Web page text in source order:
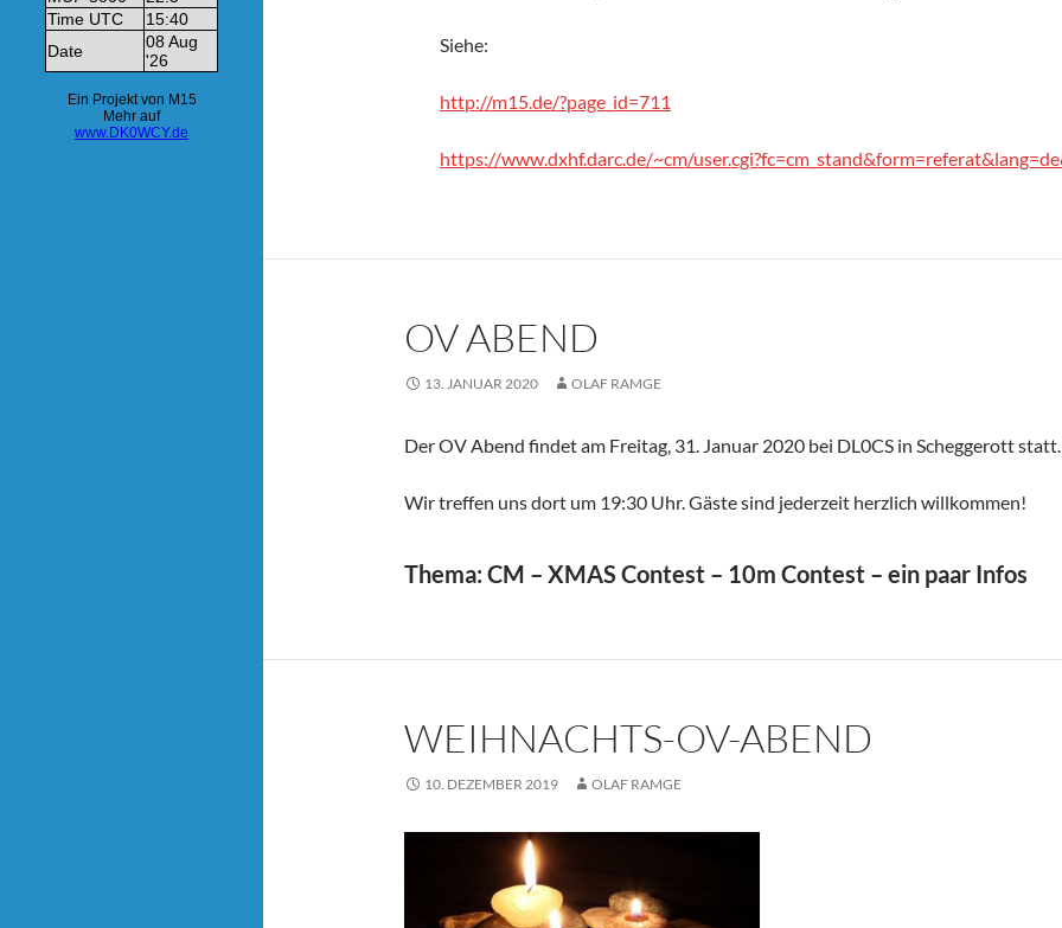
Siehe:
http://m15.de/?page_id=711
https://www.dxhf.darc.de/~cm/
OV ABEND
13. JANUAR 2020 OLAF RAMGE
Der OV Abend findet am Freitag, 31. Januar 2020 bei DL0CS in Scheggerott statt.
Wir treffen uns dort um 19:30 Uhr. Gäste sind jederzeit herzlich willkommen!
Thema: CM – XMAS Contest – 10m Contest – ein paar Infos
WEIHNACHTS-OV-ABEND
10. DEZEMBER 2019 OLAF RAMGE